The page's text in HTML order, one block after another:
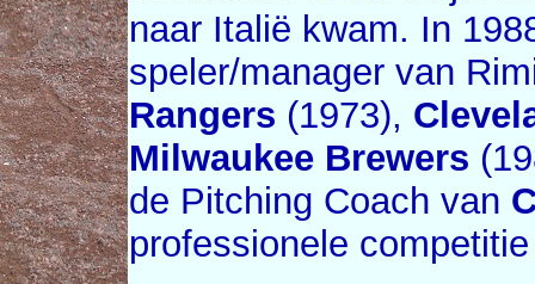
naar Italië kwam. In
speler/manager van
Rangers (1973),
Milwaukee Brewers
de Pitching Coach van
professionele